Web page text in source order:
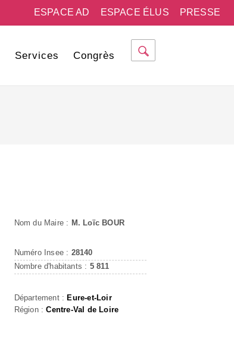
PRESSE
ESPACE ÉLUS
ESPACE AD
Services Congrès
Nom du Maire : M. Loïc BOUR
Numéro Insee : 28140
Nombre d'habitants : 5 811
Département : Eure-et-Loir
Région :Centre-Val de Loire